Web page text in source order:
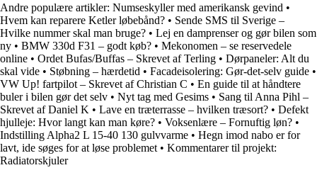
Andre populære artikler: Numseskyller med amerikansk gevind •
Hvem kan reparere Ketler løbebånd? • Sende SMS til Sverige –
Hvilke nummer skal man bruge? • Lej en damprenser og gør bilen som
ny • BMW 330d F31 – godt køb? • Mekonomen – se reservedele
online • Ordet Bufas/Buffas – Skrevet af Terling • Dørpaneler: Alt du
skal vide • Støbning – hærdetid • Facadeisolering: Gør-det-selv guide •
VW Up! fartpilot – Skrevet af Christian C • En guide til at håndtere
buler i bilen gør det selv • Nyt tag med Gesims • Sang til Anna Pihl –
Skrevet af Daniel K • Lave en træterrasse – hvilken træsort? • Defekt
hjulleje: Hvor langt kan man køre? • Voksenlære – Fornuftig løn? •
Indstilling Alpha2 L 15-40 130 gulvvarme • Hegn imod nabo er for
lavt, ide søges for at løse problemet • Kommentarer til projekt:
Radiatorskjuler